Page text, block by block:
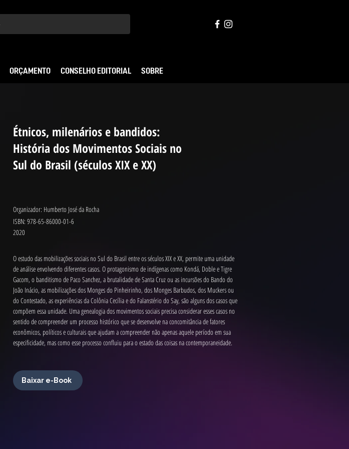
ORÇAMENTO CONSELHO EDITORIAL SOBRE
Étnicos, milenários e bandidos:
História dos Movimentos Sociais no
Sul do Brasil (séculos XIX e XX)
Organizador: Humberto José da Rocha
ISBN: 978-65-86000-01-6
2020
O estudo das mobilizações sociais no Sul do Brasil entre os séculos XIX e XX, permite uma unidade
de análise envolvendo diferentes casos. O protagonismo de indígenas como Kondá, Doble e Tigre
Gacom, o banditismo de Paco Sanchez, a brutalidade de Santa Cruz ou as incursões do Bando do
João Inácio, as mobilizações dos Monges do Pinheirinho, dos Monges Barbudos, dos Muckers ou
do Contestado, as experiências da Colônia Cecília e do Falanstério do Say, são alguns dos casos que
compõem essa unidade. Uma genealogia dos movimentos sociais precisa considerar esses casos no
sentido de compreender um processo histórico que se desenvolve na concomitância de fatores
econômicos, políticos e culturais que ajudam a compreender não apenas aquele período em sua
especificidade, mas como esse processo confluiu para o estado das coisas na contemporaneidade.
Baixar e-Book